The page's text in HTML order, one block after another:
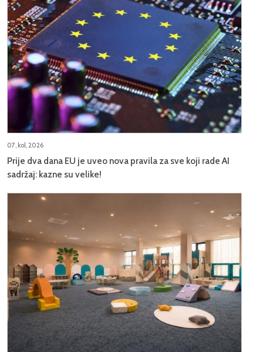
07, kol, 2026
Prije dva dana EU je uveo nova pravila za sve koji rade AI
sadržaj: kazne su velike!